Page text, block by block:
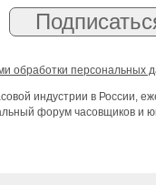
обработки персональных
индустрии в России,
форум часовщиков и